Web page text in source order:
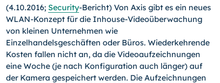
(4.10.2016; Security-Bericht) Von Axis gibt es ein neues
WLAN-Konzept für die Inhouse-Videoüberwachung
von kleinen Unternehmen wie
Einzelhandelsgeschäften oder Büros. Wieder­kehrende
Kosten fallen nicht an, da die Videoaufzeichnungen
eine Woche (je nach Konfiguration auch länger) auf
der Kame­ra gespeichert werden. Die Aufzeichnungen